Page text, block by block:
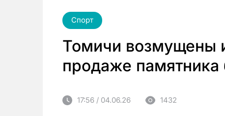
Спорт
Томичи возмущены
продаже
17:56 / 04.06.26 1432